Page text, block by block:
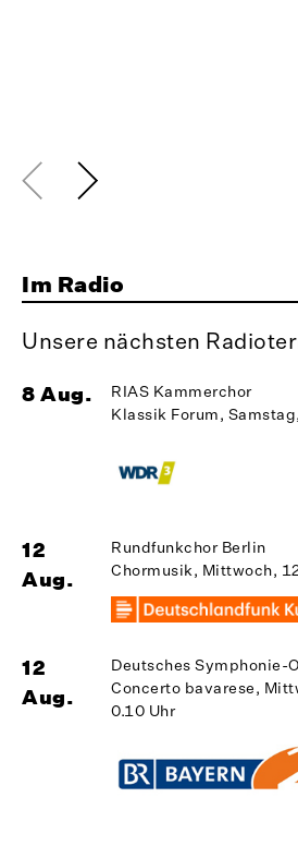
Im Radio
Unsere nächsten
8 Aug.
RIAS Kammerchor
Klassik Forum,
12
Aug.
Rundfunkchor Berlin
Chormusik, Mittwoch,
12
Aug.
Deutsches Symphonie-
Concerto bavarese,
0.10 Uhr